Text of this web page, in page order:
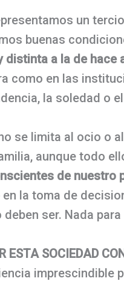
un
buenas
a la de hace
como en las
la soledad o
se limita al ocio o
aunque todo
de
en la toma de
ser. Nada
ESTA SOCIEDAD
imprescindible